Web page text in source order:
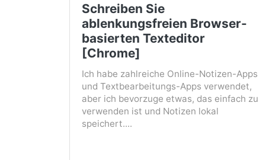
Schreiben Sie
ablenkungsfreien Browser-
basierten Texteditor
[Chrome]
Ich habe zahlreiche Online-Notizen-Apps
und Textbearbeitungs-Apps verwendet,
aber ich bevorzuge etwas, das einfach zu
verwenden ist und Notizen lokal
speichert....